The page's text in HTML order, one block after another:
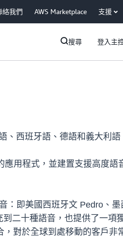
絡我們 AWS Marketplace 支援
搜尋 登入主
、西班牙語、德語和義大利語
用程式，並建置支援高度語
：即美國西班牙文 Pedro、
二十種語音，也提供了一項
對於全球到處移動的客戶非